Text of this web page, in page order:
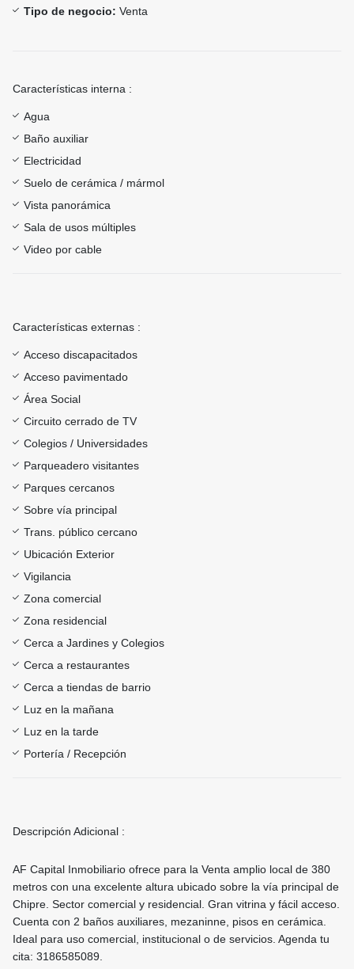
Tipo de negocio: Venta
Características interna :
Agua
Baño auxiliar
Electricidad
Suelo de cerámica / mármol
Vista panorámica
Sala de usos múltiples
Video por cable
Características externas :
Acceso discapacitados
Acceso pavimentado
Área Social
Circuito cerrado de TV
Colegios / Universidades
Parqueadero visitantes
Parques cercanos
Sobre vía principal
Trans. público cercano
Ubicación Exterior
Vigilancia
Zona comercial
Zona residencial
Cerca a Jardines y Colegios
Cerca a restaurantes
Cerca a tiendas de barrio
Luz en la mañana
Luz en la tarde
Portería / Recepción
Descripción Adicional :
AF Capital Inmobiliario ofrece para la Venta amplio local de 380
metros con una excelente altura ubicado sobre la vía principal de
Chipre. Sector comercial y residencial. Gran vitrina y fácil acceso.
Cuenta con 2 baños auxiliares, mezaninne, pisos en cerámica.
Ideal para uso comercial, institucional o de servicios. Agenda tu
cita: 3186585089.